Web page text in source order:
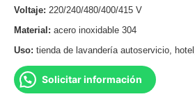
Voltaje: 220/240/480/400/415 V
Material: acero inoxidable 304
Uso: tienda de lavandería autoservicio,
Solicitar información